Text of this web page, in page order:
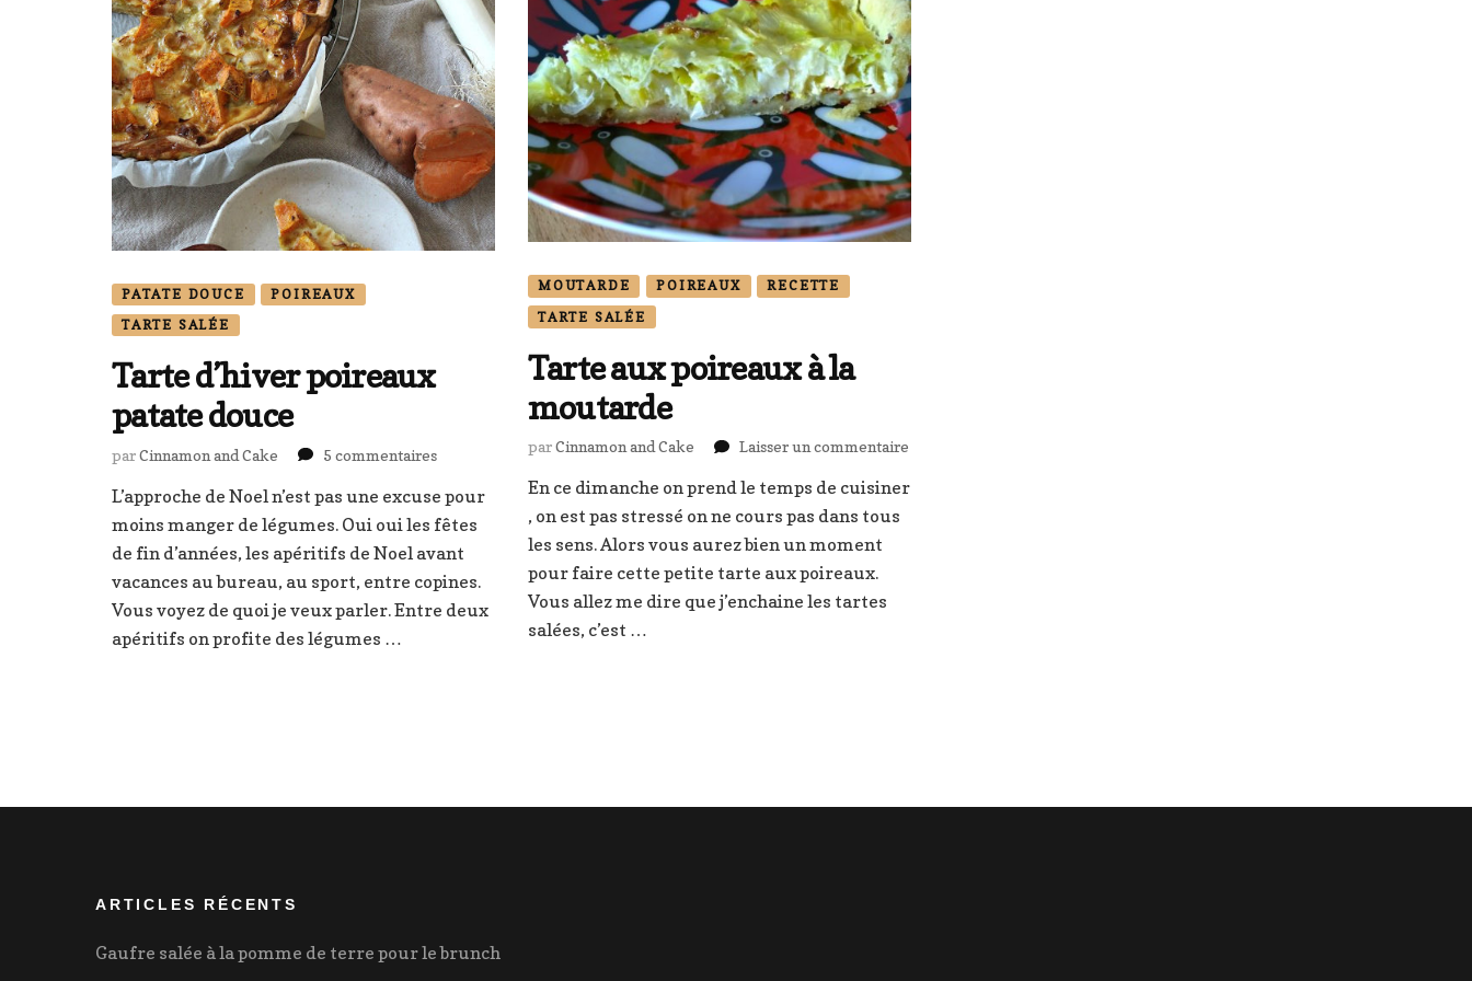
PATATE DOUCE
POIREAUX
TARTE SALÉE
Tarte d’hiver poireaux
patate douce
parCinnamon and Cake 5 commentairessur
d’hiver
poireaux
patate
L’approche de Noel n’est pas une excuse pour
moins manger de légumes. Oui oui les fêtes
de fin d’années, les apéritifs de Noel avant
vacances au bureau, au sport, entre copines.
Vous voyez de quoi je veux parler. Entre deux
apéritifs on profite des légumes …
MOUTARDE POIREAUX
RECETTE
TARTE SALÉE
Tarte aux poireaux à la
moutarde
parCinnamon and Cake Laisser un commentairesur
aux
En ce dimanche on prend le temps de cuisiner
, on est pas stressé on ne cours pas dans tous
les sens. Alors vous aurez bien un moment
pour faire cette petite tarte aux poireaux.
Vous allez me dire que j’enchaine les tartes
salées, c’est …
ARTICLES RÉCENTS
Gaufre salée à la pomme de terre pour le brunch